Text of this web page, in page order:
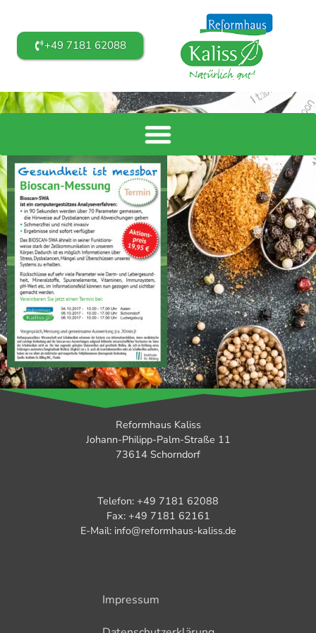
+49 7181 62088
Reformhaus Kaliss
Johann-Philipp-Palm-Straße 11
73614 Schorndorf
Telefon: +49 7181 62088
Fax: +49 7181 62161
E-Mail: info@reformhaus-kaliss.de
Impressum